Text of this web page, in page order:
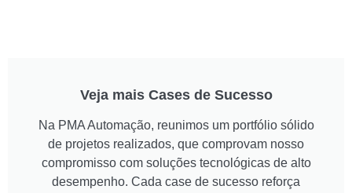
Veja mais Cases de Sucesso
Na PMA Automação, reunimos um portfólio sólido
de projetos realizados, que comprovam nosso
compromisso com soluções tecnológicas de alto
desempenho. Cada case de sucesso reforça